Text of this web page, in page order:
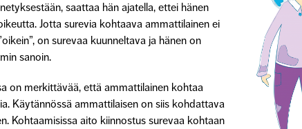
saattaa hän ajatella, ettei hänen
Jotta surevia kohtaava ammattilainen ei
on surevaa kuunneltava ja hänen on
sanoin.
on merkittävää, että ammattilainen kohtaa
Käytännössä ammattilaisen on siis kohdattava
Kohtaamisissa aito kiinnostus surevaa kohtaan